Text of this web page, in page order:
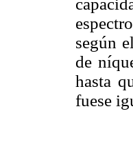
según
de
hasta
fuese